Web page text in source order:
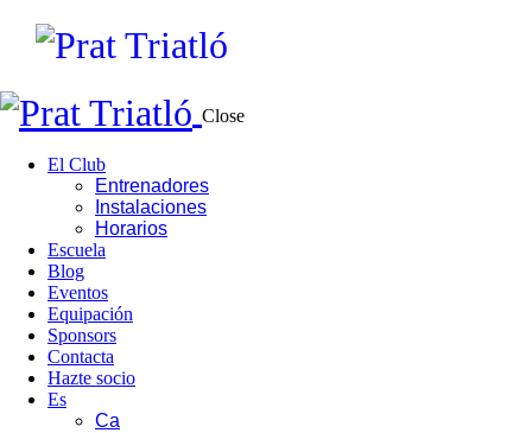
Close
El Club
Entrenadores
Instalaciones
Horarios
Escuela
Blog
Eventos
Equipación
Sponsors
Contacta
Hazte socio
Es
Ca